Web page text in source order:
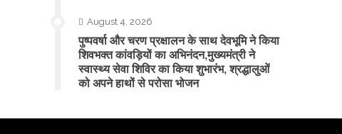
August 4, 2026
पुष्पवर्षा और चरण प्रक्षालन के साथ देवभूमि ने किया
शिवभक्त कांवड़ियों का अभिनंदन,मुख्यमंत्री ने
स्वास्थ्य सेवा शिविर का किया शुभारंभ, श्रद्धालुओं
को अपने हाथों से परोसा भोजन